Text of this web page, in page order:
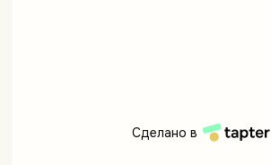
Сделано в